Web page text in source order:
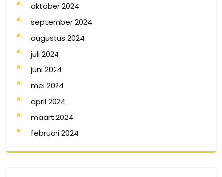
oktober 2024
september 2024
augustus 2024
juli 2024
juni 2024
mei 2024
april 2024
maart 2024
februari 2024